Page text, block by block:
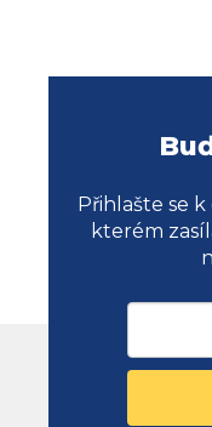
Přihlašte se
kterém